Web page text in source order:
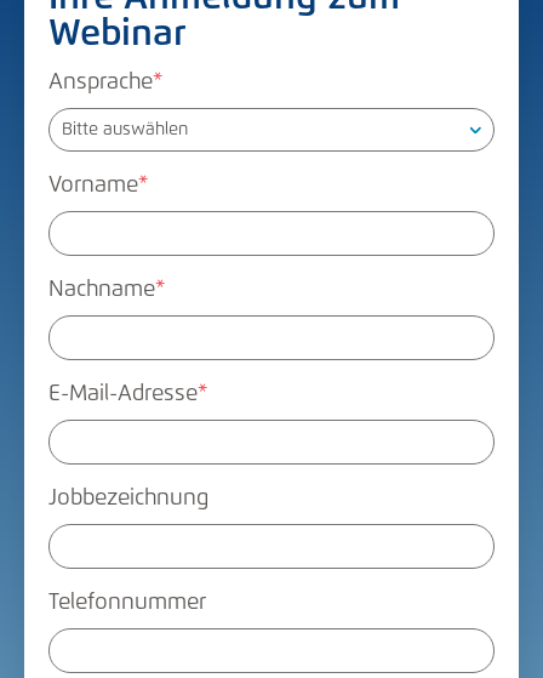
Webinar
Ansprache*
Vorname*
Nachname*
E-Mail-Adresse*
Jobbezeichnung
Telefonnummer